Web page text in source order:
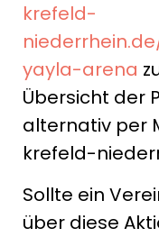
krefeld-
yayla-arena
Übersicht der
alternativ per
krefeld-
Sollte ein
über diese